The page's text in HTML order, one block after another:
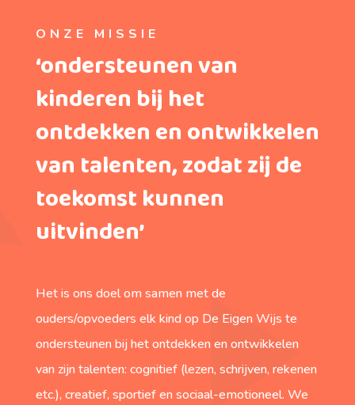
ONZE MISSIE
‘ondersteunen van
kinderen bij het
ontdekken en ontwikkelen
van talenten, zodat zij de
toekomst kunnen
uitvinden’
Het is ons doel om samen met de
ouders/opvoeders elk kind op De Eigen Wijs te
ondersteunen bij het ontdekken en ontwikkelen
van zijn talenten: cognitief (lezen, schrijven, rekenen
etc.), creatief, sportief en sociaal-emotioneel. We